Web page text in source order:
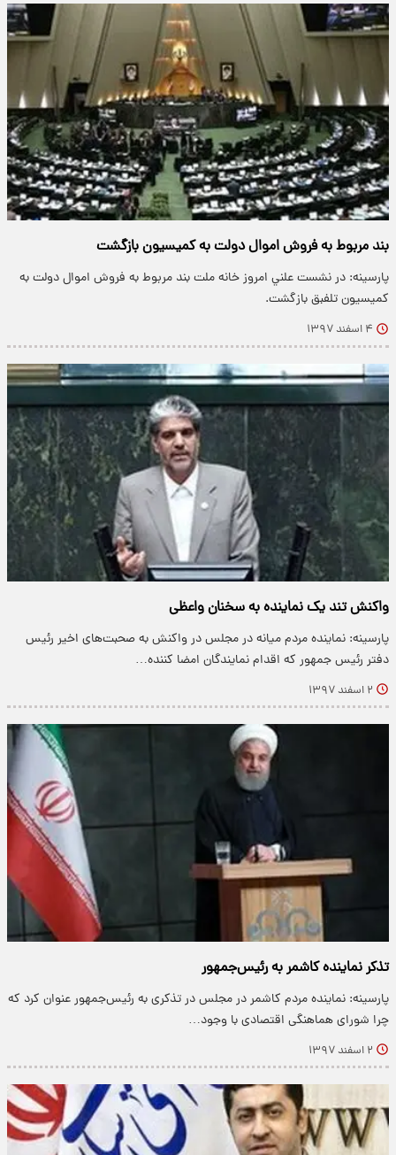
بند مربوط به فروش اموال دولت به كميسيون بازگشت
پارسینه: در نشست علني امروز خانه ملت بند مربوط به فروش اموال دولت به
كميسيون تلفبق بازگشت.
۴ اسفند ۱۳۹۷
واکنش تند یک نماینده به سخنان واعظی
پارسینه: نماینده مردم میانه در مجلس در واکنش به صحبت‌های اخیر رئیس
دفتر رئیس جمهور که اقدام نمایندگان امضا کننده…
۲ اسفند ۱۳۹۷
تذکر نماینده کاشمر به رئیس‌جمهور
پارسینه: نماینده مردم کاشمر در مجلس در تذکری به رئیس‌جمهور عنوان کرد که
چرا شورای هماهنگی اقتصادی با وجود…
۲ اسفند ۱۳۹۷